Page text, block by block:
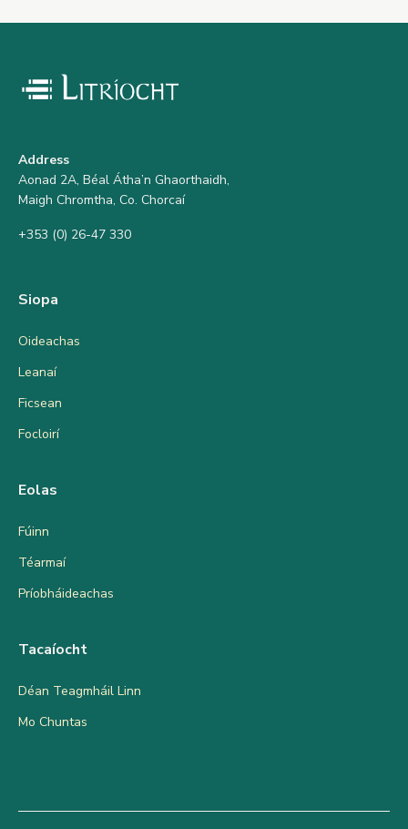
Address
Aonad 2A, Béal Átha’n Ghaorthaidh,
Maigh Chromtha, Co. Chorcaí
+353 (0) 26-47 330
Siopa
Oideachas
Leanaí
Ficsean
Focloirí
Eolas
Fúinn
Téarmaí
Príobháideachas
Tacaíocht
Déan Teagmháil Linn
Mo Chuntas